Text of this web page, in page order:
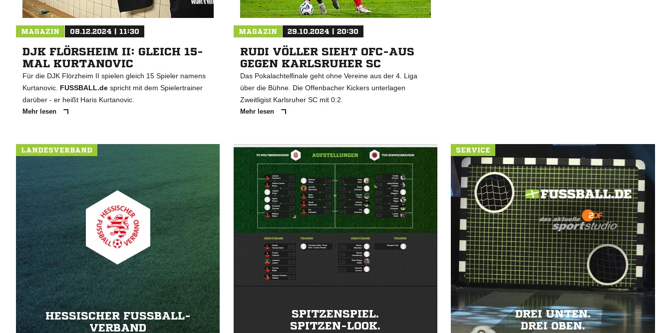
MAGAZIN 08.12.2024 | 11:30
DJK FLÖRSHEIM II: GLEICH 15-
MAL KURTANOVIC
Für die DJK Flörzheim II spielen gleich 15 Spieler namens
Kurtanovic. FUSSBALL.de spricht mit dem Spielertrainer
darüber - er heißt Haris Kurtanovic.
Mehr lesen
MAGAZIN 29.10.2024 | 20:30
RUDI VÖLLER SIEHT OFC-AUS
GEGEN KARLSRUHER SC
Das Pokalachtelfinale geht ohne Vereine aus der 4. Liga
über die Bühne. Die Offenbacher Kickers unterlagen
Zweitligist Karlsruher SC mit 0:2.
Mehr lesen
LANDESVERBAND
HESSISCHER FUSSBALL-V
ERBAND
SPITZENSPIEL.
SPITZEN-LOOK.
SERVICE
DREI UNTEN.
DREI OBEN.